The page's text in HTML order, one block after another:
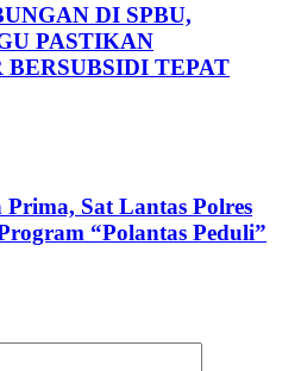
DI SPBU,
PASTIKAN
TEPAT
Sat Lantas Polres
“Polantas Peduli”